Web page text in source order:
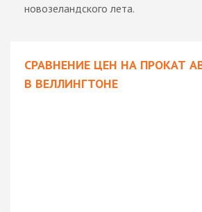
новозеландского лета.
СРАВНЕНИЕ ЦЕН НА ПРОКАТ
В ВЕЛЛИНГТОНЕ